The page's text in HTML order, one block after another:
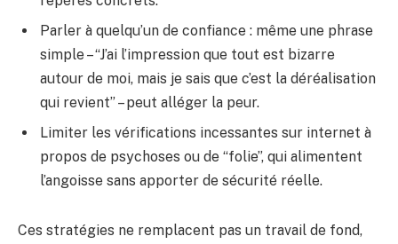
Parler à quelqu’un de confiance : même une phrase
simple – “J’ai l’impression que tout est bizarre
autour de moi, mais je sais que c’est la déréalisation
qui revient” – peut alléger la peur.
Limiter les vérifications incessantes sur internet à
propos de psychoses ou de “folie”, qui alimentent
l’angoisse sans apporter de sécurité réelle.
Ces stratégies ne remplacent pas un travail de fond,